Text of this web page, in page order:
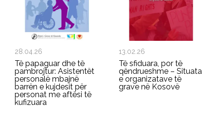
28.04.26
Të papaguar dhe të
pambrojtur: Asistentët
personalë mbajnë
barrën e kujdesit për
personat me aftësi të
kufizuara
13.02.26
Të sfiduara, por të
qëndrueshme – Situata
e organizatave të
grave në Kosovë